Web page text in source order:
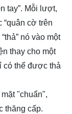
tay”. Mỗi lượt,
“quân cờ trên
nó vào một
thay cho một
có thể được thả
"chuẩn",
thăng cấp.